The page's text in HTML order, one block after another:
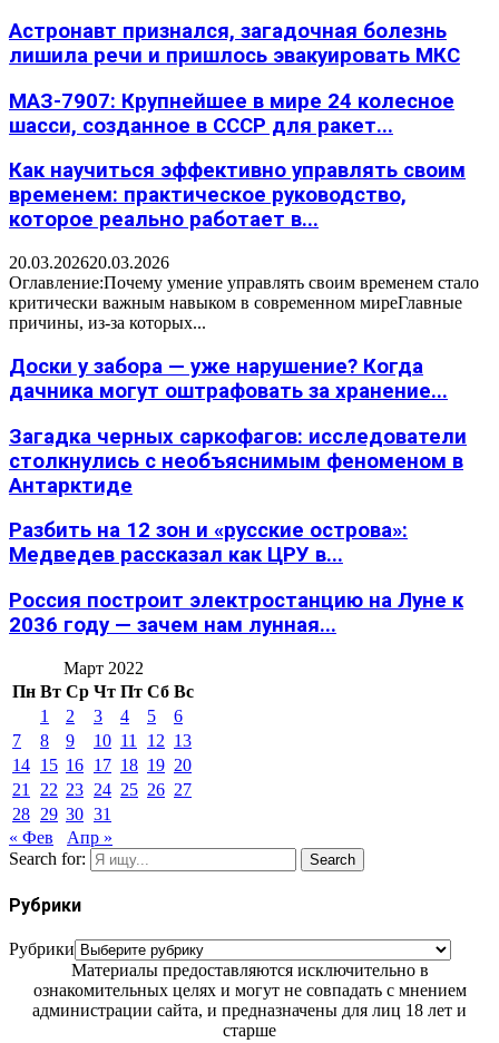
Астронавт признался, загадочная болезнь
лишила речи и пришлось эвакуировать МКС
МАЗ-7907: Крупнейшее в мире 24 колесное
шасси, созданное в СССР для ракет...
Как научиться эффективно управлять своим
временем: практическое руководство,
которое реально работает в...
20.03.202620.03.2026
Оглавление:Почему умение управлять своим временем стало
критически важным навыком в современном миреГлавные
причины, из-за которых...
Доски у забора — уже нарушение? Когда
дачника могут оштрафовать за хранение...
Загадка черных саркофагов: исследователи
столкнулись с необъяснимым феноменом в
Антарктиде
Разбить на 12 зон и «русские острова»:
Медведев рассказал как ЦРУ в...
Россия построит электростанцию на Луне к
2036 году — зачем нам лунная...
Март 2022
Пн Вт Ср Чт Пт Сб Вс
1
2 3 4 5
6
7
8 9 10 11 12 13
14 15 16 17 18 19 20
21
22 23 24 25 26 27
28 29 30 31
« Фев
Апр »
Search for:
Search
Рубрики
Рубрики
Материалы предоставляются исключительно в
ознакомительных целях и могут не совпадать с мнением
администрации сайта, и предназначены для лиц 18 лет и
старше